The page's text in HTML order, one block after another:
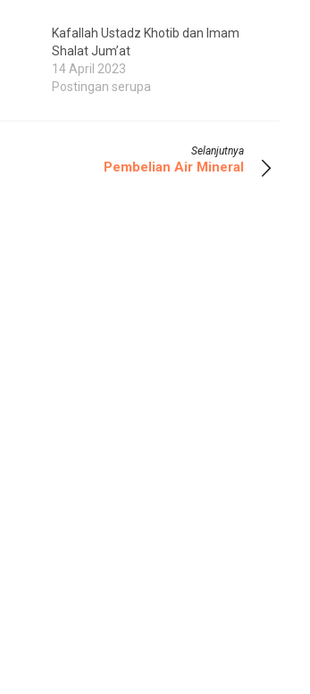
Kafallah Ustadz Khotib dan Imam
Shalat Jum’at
14 April 2023
Postingan serupa
Selanjutnya
Pembelian Air Mineral